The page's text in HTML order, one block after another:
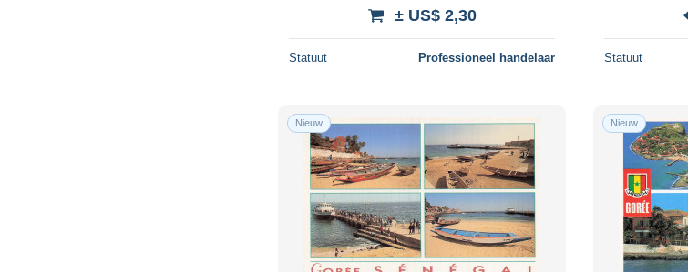
± US$ 2,30
Statuut Professioneel handelaar Statuut
Nieuw Nieuw